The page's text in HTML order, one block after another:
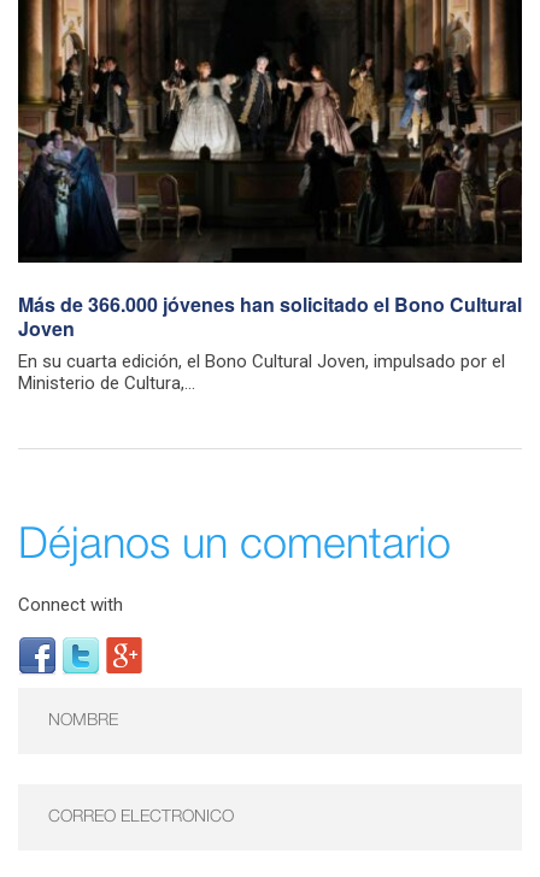
Más de 366.000 jóvenes han solicitado el Bono Cultural
Joven
En su cuarta edición, el Bono Cultural Joven, impulsado por el
Ministerio de Cultura,...
Déjanos un comentario
Connect with